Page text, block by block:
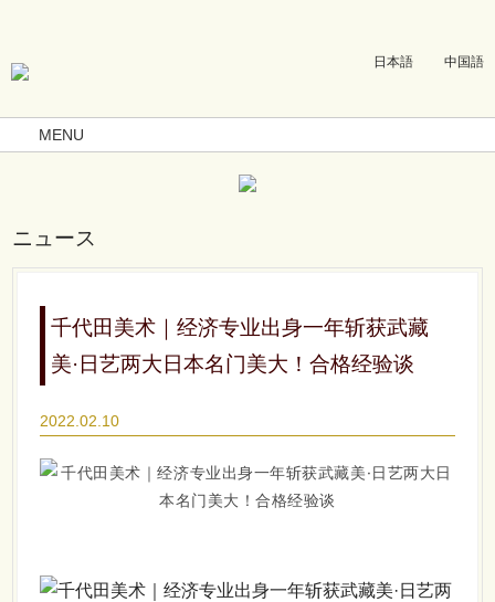
日本語 中国語
MENU
ニュース
千代田美术｜经济专业出身一年斩获武藏
美·日艺两大日本名门美大！合格经验谈
2022.02.10